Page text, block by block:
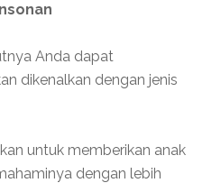
Anda dapat
dikenalkan dengan jenis
untuk memberikan anak
dengan lebih